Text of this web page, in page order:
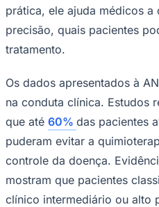
Corinthians
prática, ele ajuda médicos
precisão, quais pacientes
tratamento.
Os dados apresentados à
na conduta clínica. Estudos
que até 60% das pacientes
puderam evitar a
controle da doença.
mostram que pacientes
clínico intermediário ou alto